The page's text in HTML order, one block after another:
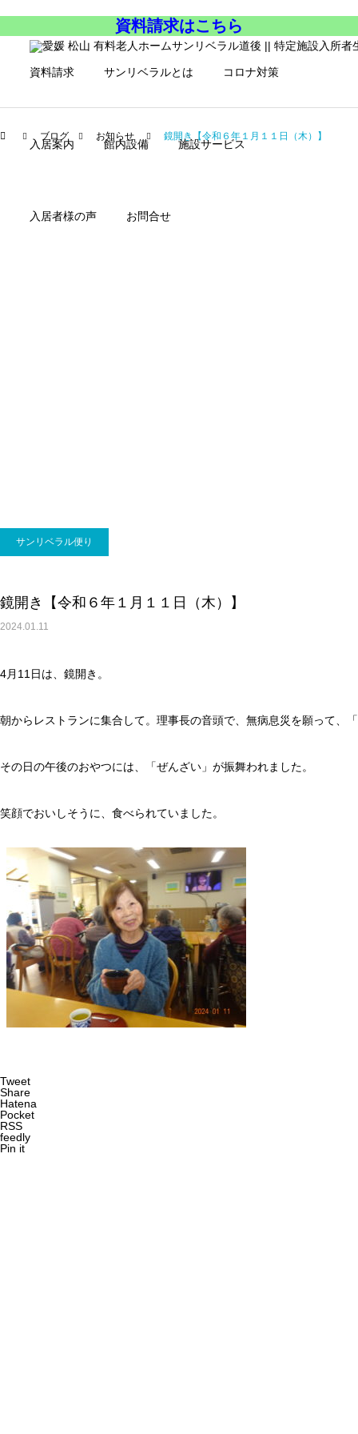
資料請求はこちら
資料請求 サンリベラルとは コロナ対策
入居案内 館内設備 施設サービス
入居者様の声 お問合せ
ブログ お知らせ 鏡開き【令和６年１月１１日（木）】
サンリベラル便り
鏡開き【令和６年１月１１日（木）】
2024.01.11
4月11日は、鏡開き。
朝からレストランに集合して。理事長の音頭で、無病息災を願って、
その日の午後のおやつには、「ぜんざい」が振舞われました。
笑顔でおいしそうに、食べられていました。
Tweet
Share
Hatena
Pocket
RSS
feedly
Pin it